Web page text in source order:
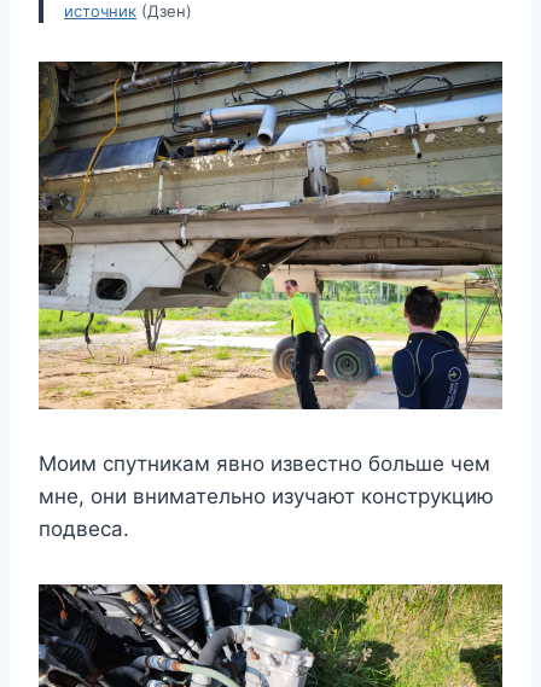
источник (Дзен)
Моим спутникам явно известно больше чем
мне, они внимательно изучают конструкцию
подвеса.